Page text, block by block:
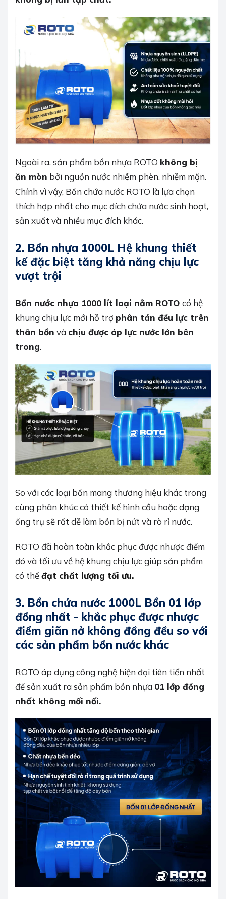
Ngoài ra, sản phẩm bồn nhựa ROTO không bị
ăn mòn bởi nguồn nước nhiễm phèn, nhiễm mặn.
Chính vì vậy, Bồn chứa nước ROTO là lựa chọn
thích hợp nhất cho mục đích chứa nước sinh hoạt,
sản xuất và nhiều mục đích khác.
2. Bồn nhựa 1000L Hệ khung thiết
kế đặc biệt tăng khả năng chịu lực
vượt trội
Bồn nước nhựa 1000 lít loại nằm ROTO có hệ
khung chịu lực mới hỗ trợ phân tán đều lực trên
thân bồn và chịu được áp lực nước lớn bên
trong.
So với các loại bồn mang thương hiệu khác trong
cùng phân khúc có thiết kế hình cầu hoặc dạng
ống trụ sẽ rất dễ làm bồn bị nứt và rò rỉ nước.
ROTO đã hoàn toàn khắc phục được nhược điểm
đó và tối ưu về hệ khung chịu lực giúp sản phẩm
có thểđạt chất lượng tối ưu.
3. Bồn chứa nước 1000L Bồn 01 lớp
đồng nhất - khắc phục được nhược
điểm giãn nở không đồng đều so với
các sản phẩm bồn nước khác
ROTO áp dụng công nghệ hiện đại tiên tiến nhất
để sản xuất ra sản phẩm bồn nhựa 01 lớp đồng
nhất không mối nối.